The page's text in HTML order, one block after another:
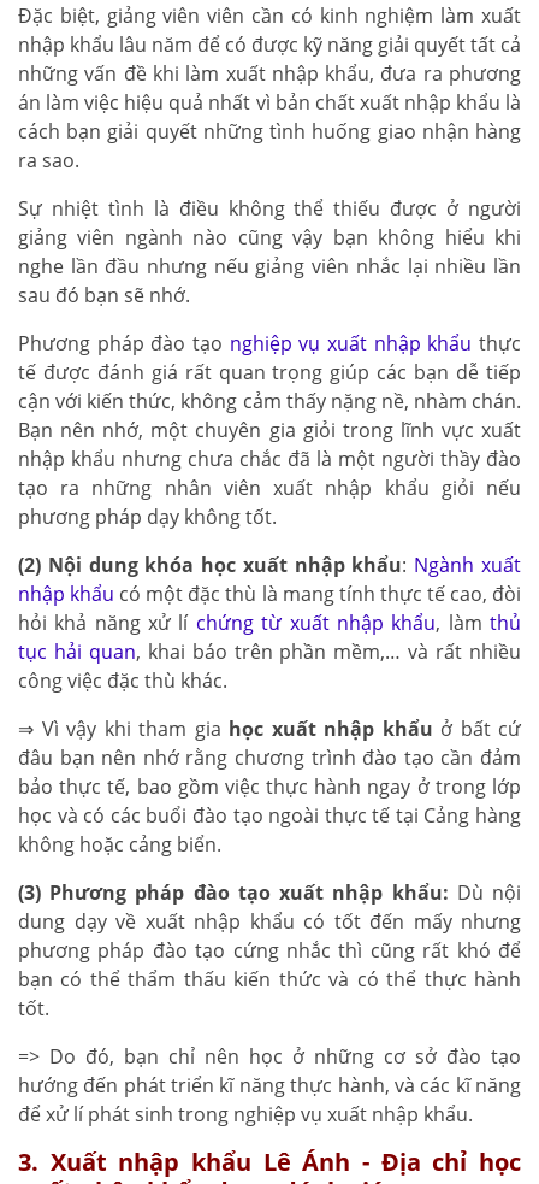
Đặc biệt, giảng viên viên cần có kinh nghiệm làm xuất
nhập khẩu lâu năm để có được kỹ năng giải quyết tất cả
những vấn đề khi làm xuất nhập khẩu, đưa ra phương
án làm việc hiệu quả nhất vì bản chất xuất nhập khẩu là
cách bạn giải quyết những tình huống giao nhận hàng
ra sao.
Sự nhiệt tình là điều không thể thiếu được ở người
giảng viên ngành nào cũng vậy bạn không hiểu khi
nghe lần đầu nhưng nếu giảng viên nhắc lại nhiều lần
sau đó bạn sẽ nhớ.
Phương pháp đào tạo nghiệp vụ xuất nhập khẩu thực
tế được đánh giá rất quan trọng giúp các bạn dễ tiếp
cận với kiến thức, không cảm thấy nặng nề, nhàm chán.
Bạn nên nhớ, một chuyên gia giỏi trong lĩnh vực xuất
nhập khẩu nhưng chưa chắc đã là một người thầy đào
tạo ra những nhân viên xuất nhập khẩu giỏi nếu
phương pháp dạy không tốt.
(2) Nội dung khóa học xuất nhập khẩu: Ngành xuất
nhập khẩu có một đặc thù là mang tính thực tế cao, đòi
hỏi khả năng xử lí chứng từ xuất nhập khẩu, làmthủ
tục hải quan, khai báo trên phần mềm,… và rất nhiều
công việc đặc thù khác.
⇒ Vì vậy khi tham gia học xuất nhập khẩu ở bất cứ
đâu bạn nên nhớ rằng chương trình đào tạo cần đảm
bảo thực tế, bao gồm việc thực hành ngay ở trong lớp
học và có các buổi đào tạo ngoài thực tế tại Cảng hàng
không hoặc cảng biển.
(3) Phương pháp đào tạo xuất nhập khẩu: Dù nội
dung dạy về xuất nhập khẩu có tốt đến mấy nhưng
phương pháp đào tạo cứng nhắc thì cũng rất khó để
bạn có thể thẩm thấu kiến thức và có thể thực hành
tốt.
=> Do đó, bạn chỉ nên học ở những cơ sở đào tạo
hướng đến phát triển kĩ năng thực hành, và các kĩ năng
để xử lí phát sinh trong nghiệp vụ xuất nhập khẩu.
3. Xuất nhập khẩu Lê Ánh - Địa chỉ học